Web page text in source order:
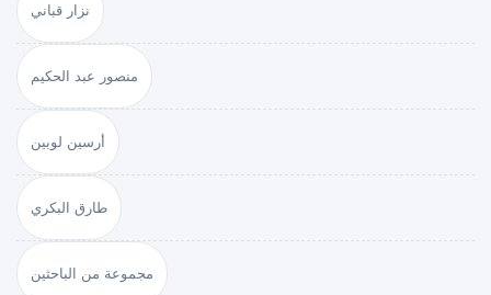
نزار قباني
منصور عبد الحكيم
أرسين لوبين
طارق البكري
مجموعة من الباحثين